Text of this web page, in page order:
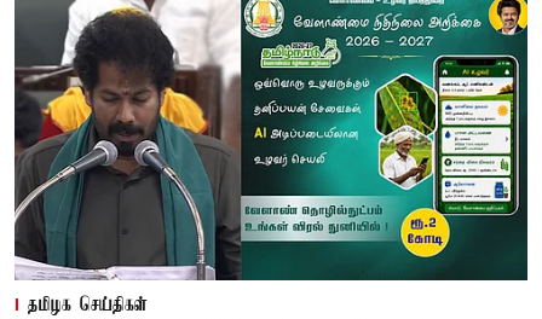
தமிழக செய்திகள்